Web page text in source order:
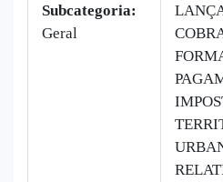
Subcategoria:
Geral